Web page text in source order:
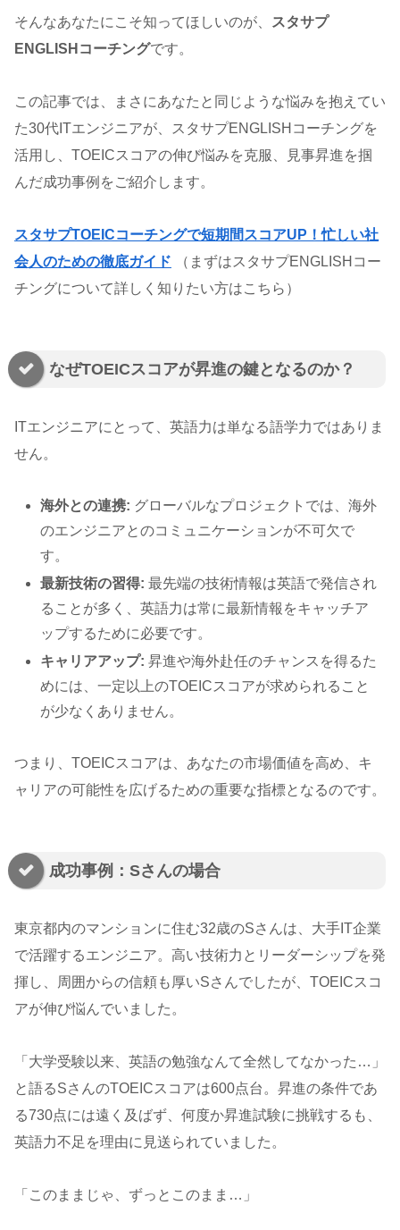
そんなあなたにこそ知ってほしいのが、
スタサプ
ENGLISHコーチングです。
この記事では、まさにあなたと同じような悩みを抱えてい
た30代ITエンジニアが、スタサプENGLISHコーチングを
活用し、TOEICスコアの伸び悩みを克服、見事昇進を掴
んだ成功事例をご紹介します。
スタサプTOEICコーチングで短期間スコアUP！忙しい社
会人のための徹底ガイド
（まずはスタサプENGLISHコー
チングについて詳しく知りたい方はこちら）
なぜTOEICスコアが昇進の鍵となるのか？
ITエンジニアにとって、英語力は単なる語学力ではありま
せん。
海外との連携: グローバルなプロジェクトでは、海外
のエンジニアとのコミュニケーションが不可欠で
す。
最新技術の習得: 最先端の技術情報は英語で発信され
ることが多く、英語力は常に最新情報をキャッチア
ップするために必要です。
キャリアアップ: 昇進や海外赴任のチャンスを得るた
めには、一定以上のTOEICスコアが求められること
が少なくありません。
つまり、TOEICスコアは、あなたの市場価値を高め、キ
ャリアの可能性を広げるための重要な指標となるのです。
成功事例：Sさんの場合
東京都内のマンションに住む32歳のSさんは、大手IT企業
で活躍するエンジニア。高い技術力とリーダーシップを発
揮し、周囲からの信頼も厚いSさんでしたが、TOEICスコ
アが伸び悩んでいました。
「大学受験以来、英語の勉強なんて全然してなかった…」
と語るSさんのTOEICスコアは600点台。昇進の条件であ
る730点には遠く及ばず、何度か昇進試験に挑戦するも、
英語力不足を理由に見送られていました。
「このままじゃ、ずっとこのまま…」